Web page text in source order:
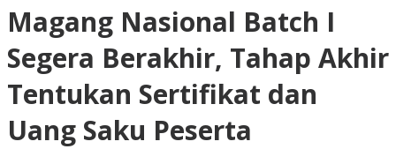
Magang Nasional Batch I
Segera Berakhir, Tahap Akhir
Tentukan Sertifikat dan
Uang Saku Peserta